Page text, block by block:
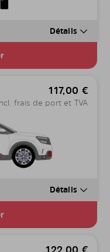
Détails
117,00 €
frais de port et TVA
Détails
122,00 €